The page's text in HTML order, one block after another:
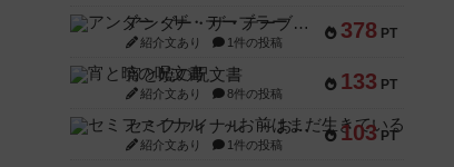
378 PT
アンダー・ザ・テーブラー
紹介文あり 1件の投稿
133 PT
宵と暁の呪文書
紹介文あり 8件の投稿
103 PT
セミファイナル ～お前はまだ生きている～
紹介文あり 1件の投稿